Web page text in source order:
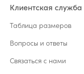
Клиентская служба
Таблица размеров
Вопросы и ответы
Связаться с нами